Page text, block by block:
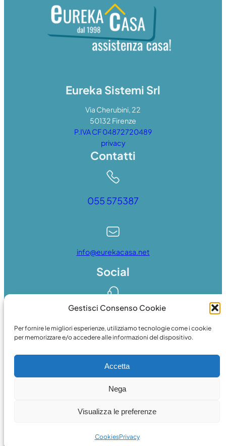
Gestisci Consenso Cookie
Per fornire le migliori esperienze, utilizziamo tecnologie come i cookie
per memorizzare e/o accedere alle informazioni del dispositivo.
Accetta
Nega
Visualizza le preferenze
CookiesPrivacy
Eureka Sistemi Srl
Via Cherubini, 22
50132 Firenze
P.IVA CF 04872720489
privacy
Contatti
055 575387
info@eurekacasa.net
Social
Facebook
© 2024 webessedicom